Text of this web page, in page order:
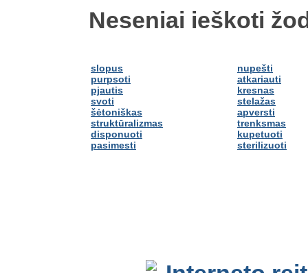
Neseniai ieškoti
slopus
purpsoti
pjautis
svoti
šėtoniškas
struktūralizmas
disponuoti
pasimesti
nupešti
atkariauti
kresnas
stelažas
apversti
trenksmas
kupetuoti
sterilizuoti